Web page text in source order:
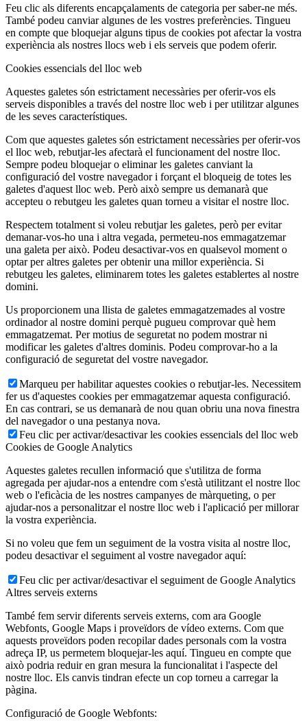
Feu clic als diferents encapçalaments de categoria per saber-ne més.
També podeu canviar algunes de les vostres preferències. Tingueu
en compte que bloquejar alguns tipus de cookies pot afectar la vostra
experiència als nostres llocs web i els serveis que podem oferir.
Cookies essencials del lloc web
Aquestes galetes són estrictament necessàries per oferir-vos els
serveis disponibles a través del nostre lloc web i per utilitzar algunes
de les seves característiques.
Com que aquestes galetes són estrictament necessàries per oferir-vos
el lloc web, rebutjar-les afectarà el funcionament del nostre lloc.
Sempre podeu bloquejar o eliminar les galetes canviant la
configuració del vostre navegador i forçant el bloqueig de totes les
galetes d'aquest lloc web. Però això sempre us demanarà que
accepteu o rebutgeu les galetes quan torneu a visitar el nostre lloc.
Respectem totalment si voleu rebutjar les galetes, però per evitar
demanar-vos-ho una i altra vegada, permeteu-nos emmagatzemar
una galeta per això. Podeu desactivar-vos en qualsevol moment o
optar per altres galetes per obtenir una millor experiència. Si
rebutgeu les galetes, eliminarem totes les galetes establertes al nostre
domini.
Us proporcionem una llista de galetes emmagatzemades al vostre
ordinador al nostre domini perquè pugueu comprovar què hem
emmagatzemat. Per motius de seguretat no podem mostrar ni
modificar les galetes d'altres dominis. Podeu comprovar-ho a la
configuració de seguretat del vostre navegador.
Marqueu per habilitar aquestes cookies o rebutjar-les. Necessitem
fer us d'aquestes cookies per emmagatzemar aquesta configuració.
En cas contrari, se us demanarà de nou quan obriu una nova finestra
del navegador o una pestanya nova.
Feu clic per activar/desactivar les cookies essencials del lloc web
Cookies de Google Analytics
Aquestes galetes recullen informació que s'utilitza de forma
agregada per ajudar-nos a entendre com s'està utilitzant el nostre lloc
web o l'eficàcia de les nostres campanyes de màrqueting, o per
ajudar-nos a personalitzar el nostre lloc web i l'aplicació per millorar
la vostra experiència.
Si no voleu que fem un seguiment de la vostra visita al nostre lloc,
podeu desactivar el seguiment al vostre navegador aquí:
Feu clic per activar/desactivar el seguiment de Google Analytics
Altres serveis externs
També fem servir diferents serveis externs, com ara Google
Webfonts, Google Maps i proveïdors de vídeo externs. Com que
aquests proveïdors poden recopilar dades personals com la vostra
adreça IP, us permetem bloquejar-les aquí. Tingueu en compte que
això podria reduir en gran mesura la funcionalitat i l'aspecte del
nostre lloc. Els canvis tindran efecte un cop torneu a carregar la
pàgina.
Configuració de Google Webfonts: